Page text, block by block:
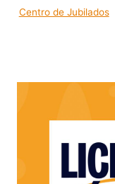
Centro de Jubilados